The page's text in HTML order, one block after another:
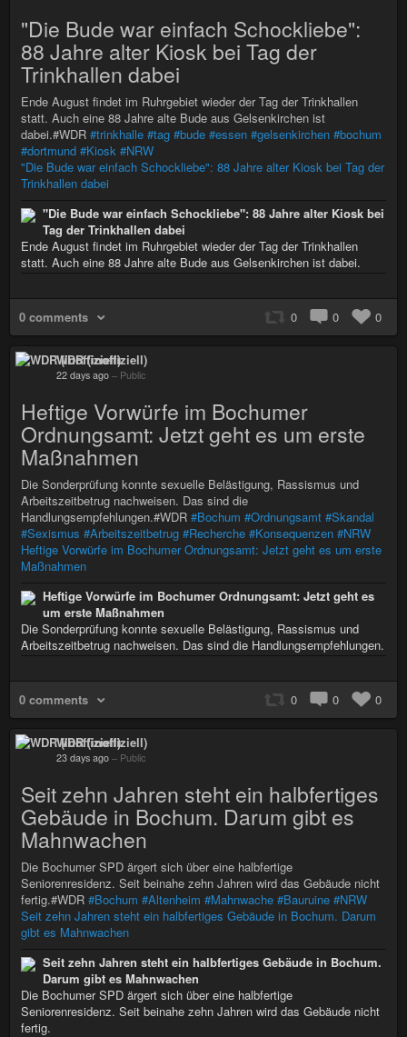
"Die Bude war einfach Schockliebe":
88 Jahre alter Kiosk bei Tag der
Trinkhallen dabei
Ende August findet im Ruhrgebiet wieder der Tag der Trinkhallen
statt. Auch eine 88 Jahre alte Bude aus Gelsenkirchen ist
dabei.#WDR #trinkhalle #tag #bude #essen #gelsenkirchen #bochum
#dortmund #Kiosk #NRW
"Die Bude war einfach Schockliebe": 88 Jahre alter Kiosk bei Tag der
Trinkhallen dabei
"Die Bude war einfach Schockliebe": 88 Jahre alter Kiosk bei
Tag der Trinkhallen dabei
Ende August findet im Ruhrgebiet wieder der Tag der Trinkhallen
statt. Auch eine 88 Jahre alte Bude aus Gelsenkirchen ist dabei.
0 comments 0 0 0
WDR (inoffiziell)
22 days ago – Public
Heftige Vorwürfe im Bochumer
Ordnungsamt: Jetzt geht es um erste
Maßnahmen
Die Sonderprüfung konnte sexuelle Belästigung, Rassismus und
Arbeitszeitbetrug nachweisen. Das sind die
Handlungsempfehlungen.#WDR #Bochum #Ordnungsamt #Skandal
#Sexismus #Arbeitszeitbetrug #Recherche #Konsequenzen #NRW
Heftige Vorwürfe im Bochumer Ordnungsamt: Jetzt geht es um erste
Maßnahmen
Heftige Vorwürfe im Bochumer Ordnungsamt: Jetzt geht es
um erste Maßnahmen
Die Sonderprüfung konnte sexuelle Belästigung, Rassismus und
Arbeitszeitbetrug nachweisen. Das sind die Handlungsempfehlungen.
0 comments 0 0 0
WDR (inoffiziell)
23 days ago – Public
Seit zehn Jahren steht ein halbfertiges
Gebäude in Bochum. Darum gibt es
Mahnwachen
Die Bochumer SPD ärgert sich über eine halbfertige
Seniorenresidenz. Seit beinahe zehn Jahren wird das Gebäude nicht
fertig.#WDR #Bochum #Altenheim #Mahnwache #Bauruine #NRW
Seit zehn Jahren steht ein halbfertiges Gebäude in Bochum. Darum
gibt es Mahnwachen
Seit zehn Jahren steht ein halbfertiges Gebäude in Bochum.
Darum gibt es Mahnwachen
Die Bochumer SPD ärgert sich über eine halbfertige
Seniorenresidenz. Seit beinahe zehn Jahren wird das Gebäude nicht
fertig.